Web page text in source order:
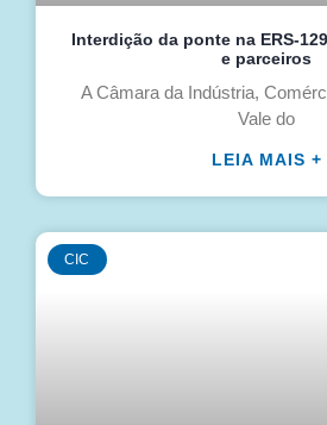
Interdição da ponte na ERS-
e parceiros
A Câmara da Indústria,
Vale do
LEIA MAIS +
CIC